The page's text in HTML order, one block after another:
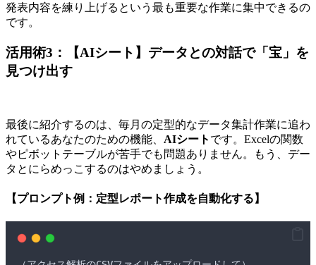
発表内容を練り上げるという最も重要な作業に集中できるの
です。
活用術3：【AIシート】データとの対話で「宝」を
見つけ出す
最後に紹介するのは、毎月の定型的なデータ集計作業に追わ
れているあなたのための機能、 AIシート です。Excelの関数
やピボットテーブルが苦手でも問題ありません。もう、デー
タとにらめっこするのはやめましょう。
【プロンプト例：定型レポート作成を自動化する】